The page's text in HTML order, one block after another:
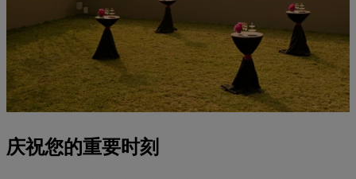
庆祝您的重要时刻